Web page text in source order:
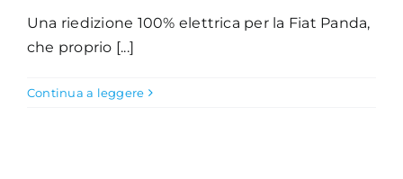
Una riedizione 100% elettrica per la Fiat Panda,
che proprio [...]
Continua a leggere